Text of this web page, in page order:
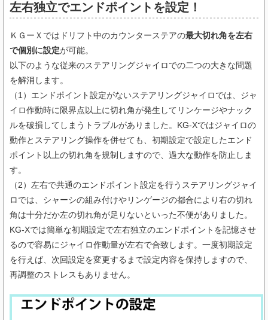
左右独立でエンドポイントを設定！
ＫＧーＸではドリフト中のカウンターステアの最大切れ角を左右
で個別に設定が可能。
以下のような従来のステアリングジャイロでの二つの大きな問題
を解消します。
（1）エンドポイント設定がないステアリングジャイロでは、ジャ
イロ作動時に限界点以上に切れ角が発生してリンケージやナック
ルを破損してしまうトラブルがありました。KG-Xではジャイロの
動作とステアリング操作を併せても、初期設定で設定したエンド
ポイント以上の切れ角を規制しますので、過大な動作を防止しま
す。
（2）左右で共通のエンドポイント設定を行うステアリングジャイ
ロでは、シャーシの組み付けやリンゲージの都合により右の切れ
角は十分だか左の切れ角が足りないといった不便がありました。
KG-Xでは簡単な初期設定で左右独立のエンドポイントを記憶させ
るので容易にジャイロ作動量が左右で合致します。一度初期設定
を行えば、次回設定を変更するまで設定内容を保持しますので、
再調整のストレスもありません。